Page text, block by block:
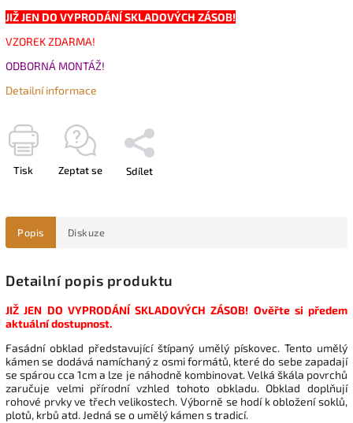
JIŽ JEN DO VYPRODÁNÍ SKLADOVÝCH ZÁSOB!
VZOREK ZDARMA!
ODBORNÁ MONTÁŽ!
Detailní informace
Tisk Zeptat se Sdílet
Popis Diskuze
Detailní popis produktu
JIŽ JEN DO VYPRODÁNÍ SKLADOVÝCH ZÁSOB! Ověřte si předem
aktuální dostupnost.
Fasádní obklad představující štípaný umělý pískovec. Tento umělý
kámen se dodává namíchaný z osmi formátů, které do sebe zapadají
se spárou cca 1cm a lze je náhodně kombinovat. Velká škála povrchů
zaručuje velmi přírodní vzhled tohoto obkladu. Obklad doplňují
rohové prvky ve třech velikostech. Výborně se hodí k obložení soklů,
plotů, krbů atd. Jedná se o umělý kámen s tradicí.